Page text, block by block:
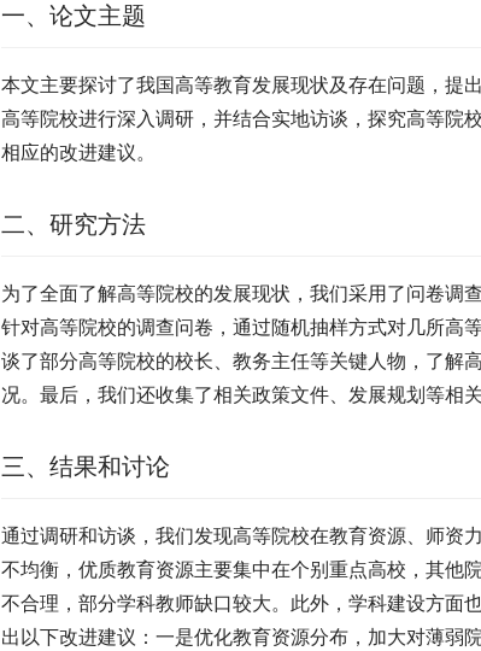
一、论文主题
本文主要探讨了我国高等教育发展现状及存在问题，提
高等院校进行深入调研，并结合实地访谈，探究高等院
相应的改进建议。
二、研究方法
为了全面了解高等院校的发展现状，我们采用了问卷调
针对高等院校的调查问卷，通过随机抽样方式对几所高
谈了部分高等院校的校长、教务主任等关键人物，了解
况。最后，我们还收集了相关政策文件、发展规划等相
三、结果和讨论
通过调研和访谈，我们发现高等院校在教育资源、师资
不均衡，优质教育资源主要集中在个别重点高校，其他
不合理，部分学科教师缺口较大。此外，学科建设方面
出以下改进建议：一是优化教育资源分布，加大对薄弱